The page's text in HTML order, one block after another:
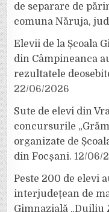
de separare de
comuna Năruja,
Elevii de la Școala
din Câmpineanca
rezultatele
22/06/2026
Sute de elevi din
concursurile
organizate de
din Focșani. 12/06/
Peste 200 de elevi
interjudețean de
Gimnazială „Duiliu